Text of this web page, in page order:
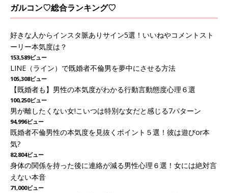
ガルコン♡総合ランキング♡
好きな人からインスタ脈ありサイン5選！いいねやコメントスト
ーリー本気度は？
153,589ビュー
LINE（ライン）で既婚者不倫男を夢中にさせる方法
105,308ビュー
【既婚者も】男性の本気度がわかる行動言動態度心理６選
100,250ビュー
男が離したくない女!こいつは特別な女だと感じる7パターン
94,996ビュー
既婚者不倫男性の本気度を見抜くポイント５選！彼は遊びor本
気?
82,804ビュー
身体の関係を持った後に連絡が減る男性心理６選！女には絶対言
えない本音
71,000ビュー